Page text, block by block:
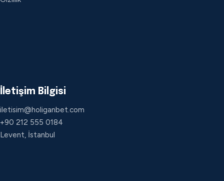
İletişim Bilgisi
iletisim@holiganbet.com
+90 212 555 0184
Levent, İstanbul